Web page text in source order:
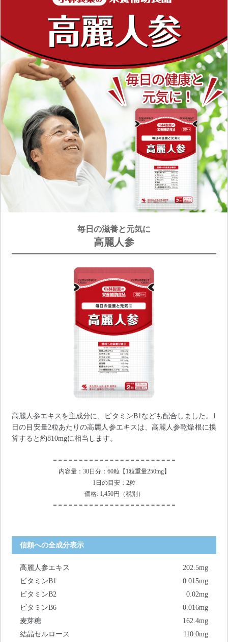
毎日の滋養と元気に
高麗人参
高麗人参エキスを主成分に、ビタミンB1なども配合しました。1
日の目安量2粒あたりの高麗人参エキスは、高麗人参乾燥根に換
算すると約810mgに相当します。
内容量：30日分：60粒【1粒重量250mg】
1日の目安：2粒
価格: 1,450円（税別）
信頼への全成分表示
高麗人参エキス
202.5mg
ビタミンB1
0.015mg
ビタミンB2
0.02mg
ビタミンB6
0.016mg
麦芽糖
162.4mg
結晶セルロース
110.0mg